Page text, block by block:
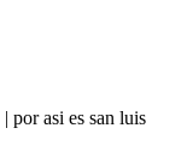
| por asi es san luis